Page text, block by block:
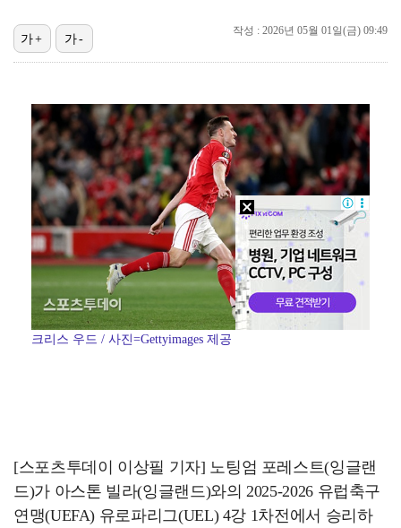
[ST포토] 스트레이 키즈 리노, 군입대 질문에... …
K리그1 강원, 연세대 미드필더 김슬기 영입…중원 보강…
[ST포토] 양효진, 제주 삼다수
[ST포토] 스트레이 키즈 창빈, '행복한 삶'
[ST포토] 스트레이 키즈 창빈, '알고보면 애교쟁이'
작성 : 2026년 05월 01일(금) 09:49
가+ 가-
크리스 우드 / 사진=Gettyimages 제공
[스포츠투데이 이상필 기자] 노팅엄 포레스트(잉글랜
드)가 아스톤 빌라(잉글랜드)와의 2025-2026 유럽축구
연맹(UEFA) 유로파리그(UEL) 4강 1차전에서 승리하